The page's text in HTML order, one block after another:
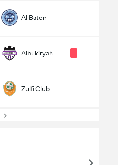
Al Baten
Albukiryah
Zulfi Club